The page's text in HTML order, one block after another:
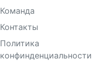
Команда
Контакты
Политика
конфинденциальности